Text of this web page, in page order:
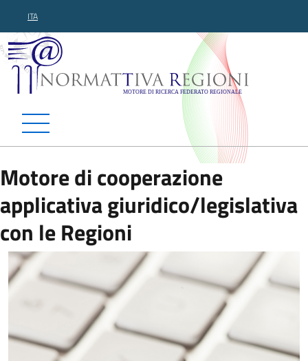
ITA
Normattiva Regioni -
Motore di cooperazione
applicativa giuridico/legislativa
con le Regioni